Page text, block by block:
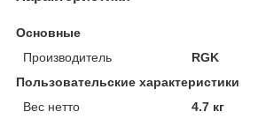
Основные
Производитель
RGK
Пользовательские характеристики
Вес нетто
4.7 кг